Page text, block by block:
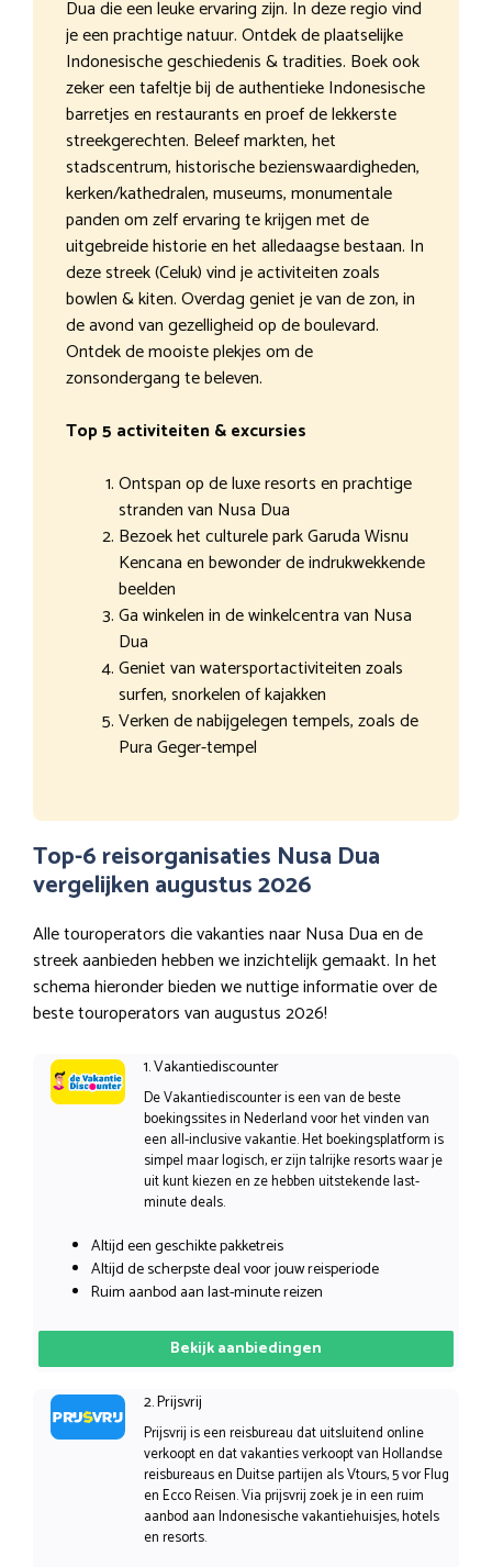
Dua die een leuke ervaring zijn. In deze regio vind
je een prachtige natuur. Ontdek de plaatselijke
Indonesische geschiedenis & tradities. Boek ook
zeker een tafeltje bij de authentieke Indonesische
barretjes en restaurants en proef de lekkerste
streekgerechten. Beleef markten, het
stadscentrum, historische bezienswaardigheden,
kerken/kathedralen, museums, monumentale
panden om zelf ervaring te krijgen met de
uitgebreide historie en het alledaagse bestaan. In
deze streek (Celuk) vind je activiteiten zoals
bowlen & kiten. Overdag geniet je van de zon, in
de avond van gezelligheid op de boulevard.
Ontdek de mooiste plekjes om de
zonsondergang te beleven.
Top 5 activiteiten & excursies
Ontspan op de luxe resorts en prachtige
stranden van Nusa Dua
Bezoek het culturele park Garuda Wisnu
Kencana en bewonder de indrukwekkende
beelden
Ga winkelen in de winkelcentra van Nusa
Dua
Geniet van watersportactiviteiten zoals
surfen, snorkelen of kajakken
Verken de nabijgelegen tempels, zoals de
Pura Geger-tempel
Top-6 reisorganisaties Nusa Dua
vergelijken augustus 2026
Alle touroperators die vakanties naar Nusa Dua en de
streek aanbieden hebben we inzichtelijk gemaakt. In het
schema hieronder bieden we nuttige informatie over de
beste touroperators van augustus 2026!
1. Vakantiediscounter
De Vakantiediscounter is een van de beste
boekingssites in Nederland voor het vinden van
een all-inclusive vakantie. Het boekingsplatform is
simpel maar logisch, er zijn talrijke resorts waar je
uit kunt kiezen en ze hebben uitstekende last-
minute deals.
Altijd een geschikte pakketreis
Altijd de scherpste deal voor jouw reisperiode
Ruim aanbod aan last-minute reizen
Bekijk aanbiedingen
2. Prijsvrij
Prijsvrij is een reisbureau dat uitsluitend online
verkoopt en dat vakanties verkoopt van Hollandse
reisbureaus en Duitse partijen als Vtours, 5 vor Flug
en Ecco Reisen. Via prijsvrij zoek je in een ruim
aanbod aan Indonesische vakantiehuisjes, hotels
en resorts.